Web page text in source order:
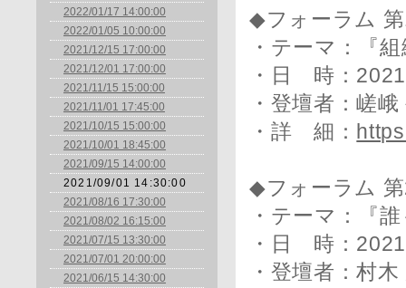
2022/01/17 14:00:00
2022/01/05 10:00:00
2021/12/15 17:00:00
2021/12/01 17:00:00
2021/11/15 15:00:00
2021/11/01 17:45:00
2021/10/15 15:00:00
2021/10/01 18:45:00
2021/09/15 14:00:00
2021/09/01 14:30:00
2021/08/16 17:30:00
2021/08/02 16:15:00
2021/07/15 13:30:00
2021/07/01 20:00:00
2021/06/15 14:30:00
◆フォーラム
・テーマ：『
・日 時：
・登壇者：嵯
・詳 細：
◆フォーラム
・テーマ：『
・日 時：
・登壇者：村